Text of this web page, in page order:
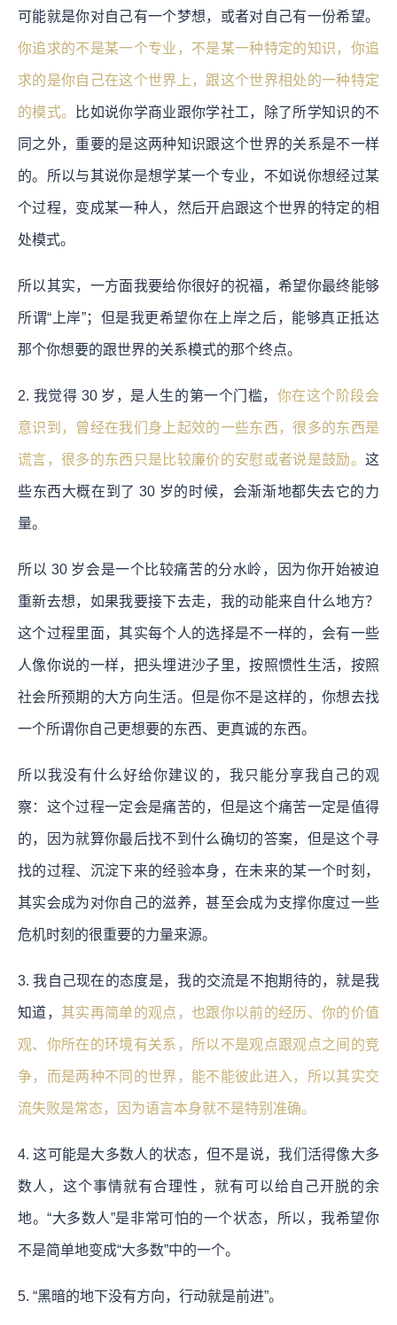
可能就是你对自己有一个梦想，或者对自己有一份希望。
你追求的不是某一个专业，不是某一种特定的知识，你追
求的是你自己在这个世界上，跟这个世界相处的一种特定
的模式。 比如说你学商业跟你学社工，除了所学知识的不
同之外，重要的是这两种知识跟这个世界的关系是不一样
的。所以与其说你是想学某一个专业，不如说你想经过某
个过程，变成某一种人，然后开启跟这个世界的特定的相
处模式。
所以其实，一方面我要给你很好的祝福，希望你最终能够
所谓“上岸”；但是我更希望你在上岸之后，能够真正抵达
那个你想要的跟世界的关系模式的那个终点。
2. 我觉得 30 岁，是人生的第一个门槛， 你在这个阶段会
意识到，曾经在我们身上起效的一些东西，很多的东西是
谎言，很多的东西只是比较廉价的安慰或者说是鼓励。 这
些东西大概在到了 30 岁的时候，会渐渐地都失去它的力
量。
所以 30 岁会是一个比较痛苦的分水岭，因为你开始被迫
重新去想，如果我要接下去走，我的动能来自什么地方？
这个过程里面，其实每个人的选择是不一样的，会有一些
人像你说的一样，把头埋进沙子里，按照惯性生活，按照
社会所预期的大方向生活。但是你不是这样的，你想去找
一个所谓你自己更想要的东西、更真诚的东西。
所以我没有什么好给你建议的，我只能分享我自己的观
察：这个过程一定会是痛苦的，但是这个痛苦一定是值得
的，因为就算你最后找不到什么确切的答案，但是这个寻
找的过程、沉淀下来的经验本身，在未来的某一个时刻，
其实会成为对你自己的滋养，甚至会成为支撑你度过一些
危机时刻的很重要的力量来源。
3. 我自己现在的态度是，我的交流是不抱期待的，就是我
知道， 其实再简单的观点，也跟你以前的经历、你的价值
观、你所在的环境有关系，所以不是观点跟观点之间的竞
争，而是两种不同的世界，能不能彼此进入，所以其实交
流失败是常态，因为语言本身就不是特别准确。
4. 这可能是大多数人的状态，但不是说，我们活得像大多
数人，这个事情就有合理性，就有可以给自己开脱的余
地。“大多数人”是非常可怕的一个状态，所以，我希望你
不是简单地变成“大多数”中的一个。
5. “黑暗的地下没有方向，行动就是前进”。